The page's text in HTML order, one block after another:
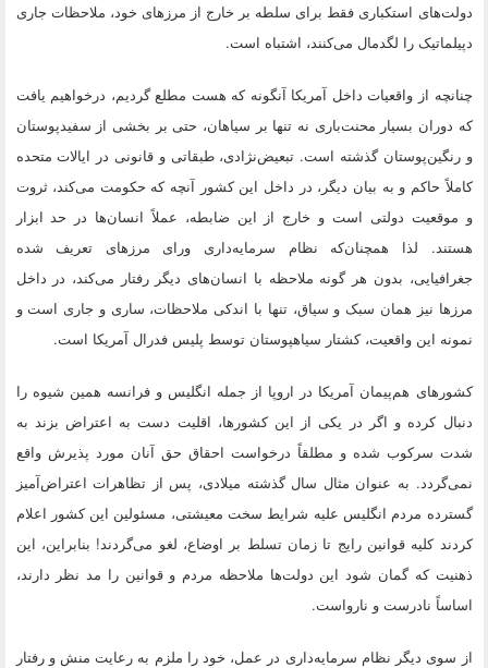
دولت‌های استکباری فقط برای سلطه بر خارج از مرزهای خود، ملاحظات جاری
دپیلماتیک را لگدمال می‌کنند، اشتباه است.
چنانچه از واقعیات داخل آمریکا آنگونه که هست مطلع گردیم، درخواهیم یافت
که دوران بسیار محنت‌باری نه تنها بر سیاهان، حتی بر بخشی از سفیدپوستان
و رنگین‌پوستان گذشته است. تبعیض‌نژادی، طبقاتی و قانونی در ایالات متحده
کاملاً حاکم و به بیان دیگر، در داخل این کشور آنچه که حکومت می‌کند، ثروت
و موقعیت دولتی است و خارج از این ضابطه، عملاً انسان‌ها در حد ابزار
هستند. لذا همچنان‌که نظام سرمایه‌داری ورای مرزهای تعریف شده
جغرافیایی، بدون هر گونه ملاحظه با انسان‌های دیگر رفتار می‌کند، در داخل
مرزها نیز همان سبک و سیاق، تنها با اندکی ملاحظات، ساری و جاری است و
نمونه این واقعیت، کشتار سیاهپوستان توسط پلیس فدرال آمریکا است.
کشورهای هم‌پیمان آمریکا در اروپا از جمله انگلیس و فرانسه همین شیوه را
دنبال کرده و اگر در یکی از این کشورها، اقلیت‌ دست به اعتراض بزند به
شدت سرکوب شده و مطلقاً درخواست احقاق حق آنان مورد پذیرش واقع
نمی‌گردد. به عنوان مثال سال گذشته میلادی، پس از تظاهرات اعتراض‌آمیز
گسترده مردم انگلیس علیه شرایط سخت معیشتی، مسئولین این کشور اعلام
کردند کلیه قوانین رایج تا زمان تسلط بر اوضاع، لغو می‌گردند! بنابراین، این
ذهنیت که گمان شود این دولت‌ها ملاحظه مردم و قوانین را مد نظر دارند،
اساساً نادرست و نارواست.
از سوی دیگر نظام سرمایه‌داری در عمل، خود را ملزم به رعایت منش و رفتار